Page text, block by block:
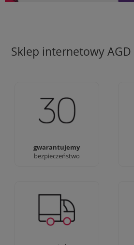
Sklep internetowy AGD
gwarantujemy
bezpieczeństwo
Jesteśmy firmą z 30-
90% dostaw następnego
dnia, bez dopłat!